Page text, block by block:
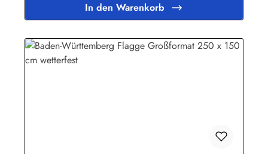
In den Warenkorb